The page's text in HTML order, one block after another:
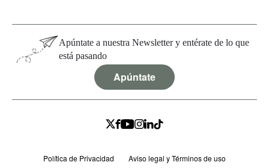
Apúntate a nuestra Newsletter y entérate de lo que
está pasando
Apúntate
Política de Privacidad
Aviso legal y Términos de uso